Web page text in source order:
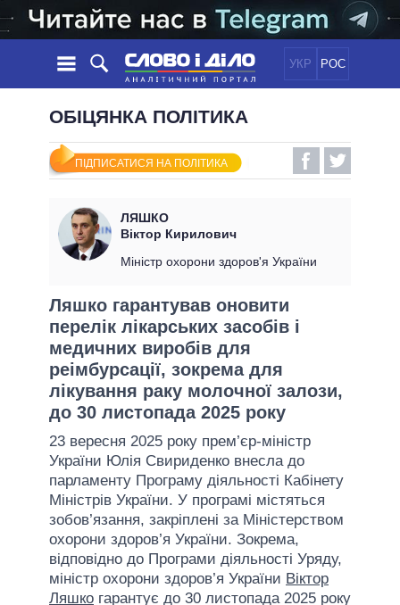
УКР РОС
НОВИНИ
СТРІЧКА
ПОДІЇ
СТАТТІ
ДУМКИ
ОГЛЯДИ
ПОЛІТИКА
ЕКОНОМІКА
СВІТ
ОБIЦЯНКИ
УСІ ПОЛІТИКИ
ПРЕЗИДЕНТ І ОФІС
КАБІНЕТ МІНІСТРІВ
ГОЛОВИ ОБЛАДМІНІСТРАЦІЙ
МЕРИ МІСТ
ВСІ ПЕРСОНИ
ІНФОГРАФІКА
ВІДЕО
ПІДТРИМАТИ
ПОРІВНЯННЯ ПОЛІТИКІВ
ОБІЦЯНКА ПОЛІТИКА
ПІДПИСАТИСЯ НА ПОЛІТИКА
ЛЯШКО
Віктор Кирилович
Міністр охорони здоров'я України
Ляшко гарантував оновити
перелік лікарських засобів і
медичних виробів для
реімбурсації, зокрема для
лікування раку молочної залози,
до 30 листопада 2025 року
23 вересня 2025 року прем’єр-міністр
України Юлія Свириденко внесла до
парламенту Програму діяльності Кабінету
Міністрів України. У програмі містяться
зобов’язання, закріплені за Міністерством
охорони здоров’я України. Зокрема,
відповідно до Програми діяльності Уряду,
міністр охорони здоров’я України Віктор
Ляшко гарантує до 30 листопада 2025 року